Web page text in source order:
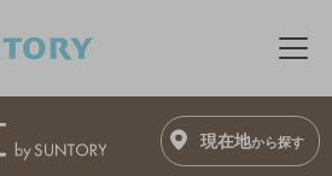
メ
現在地から探す